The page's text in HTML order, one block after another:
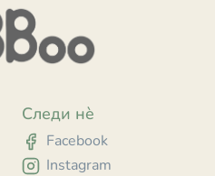
Следи нè
Facebook
Instagram